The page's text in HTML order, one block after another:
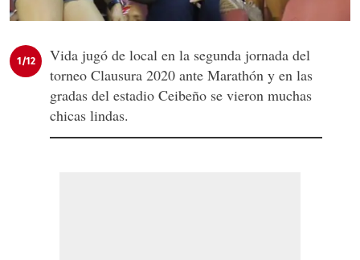
1/12
Vida jugó de local en la segunda jornada del
torneo Clausura 2020 ante Marathón y en las
gradas del estadio Ceibeño se vieron muchas
chicas lindas.